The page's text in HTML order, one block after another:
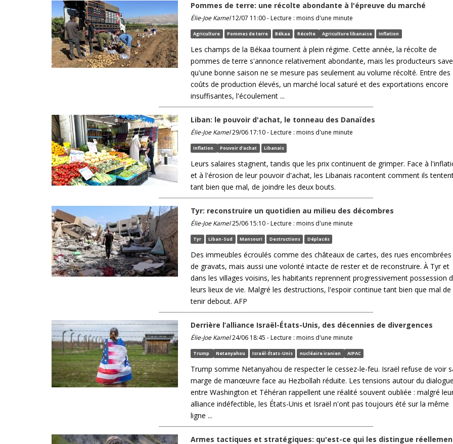
Pommes de terre: une récolte abondante à l'épreuve du marché
Élie-Joe Kamel12/07 11:00 - Lecture : moins d'une minute
Agriculture Pommes de terre Békaa Récolte Agriculture libanaise Inflation
Les champs de la Békaa tournent à plein régime. Cette année, la récolte de
pommes de terre s'annonce relativement abondante, mais les producteurs
qu'une bonne saison ne se mesure pas seulement au volume récolté. Entre des
coûts de production élevés, un marché local saturé et des exportations encore
insuffisantes, l'écoulement ...
Liban: le pouvoir d'achat, le tonneau des Danaïdes
Élie-Joe Kamel29/06 17:10 - Lecture : moins d'une minute
Inflation Pouvoir d'achat Libanais
Leurs salaires stagnent, tandis que les prix continuent de grimper. Face à
et à l'érosion de leur pouvoir d'achat, les Libanais racontent comment ils
tant bien que mal, de joindre les deux bouts.
Tyr: reconstruire un quotidien au milieu des décombres
Élie-Joe Kamel25/06 15:10 - Lecture : moins d'une minute
Tyr Liban-Sud Mansouri Destructions Déplacés
Des immeubles écroulés comme des châteaux de cartes, des rues encombrées
de gravats, mais aussi une volonté intacte de rester et de reconstruire. À Tyr et
dans les villages voisins, les habitants reprennent progressivement possession
leurs lieux de vie. Malgré les destructions, l'espoir continue tant bien que mal de
tenir debout. AFP
Derrière l’alliance Israël-États-Unis, des décennies de divergences
Élie-Joe Kamel24/06 18:45 - Lecture : moins d'une minute
Trump Netanyahou Israël-États-Unis nucléaire iranien AIPAC
Trump somme Netanyahou de respecter le cessez-le-feu. Israël refuse de voir
marge de manœuvre face au Hezbollah réduite. Les tensions autour du dialogue
entre Washington et Téhéran rappellent une réalité souvent oubliée : malgré
alliance indéfectible, les États-Unis et Israël n'ont pas toujours été sur la même
ligne ...
Armes tactiques et stratégiques: qu'est-ce qui les distingue